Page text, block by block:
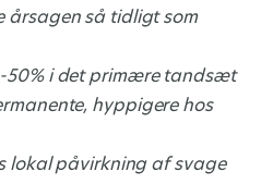
årsagen så tidligt som
50% i det primære tandsæt
hyppigere hos
lokal påvirkning af svage